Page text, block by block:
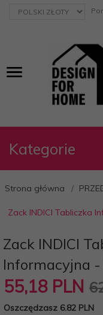
currency_h
Kategorie
Strona główna
Zack INDICI Tabliczka
Zack INDICI
Informacyjna
55,18 PLN
Oszczędzasz 6.82 PLN